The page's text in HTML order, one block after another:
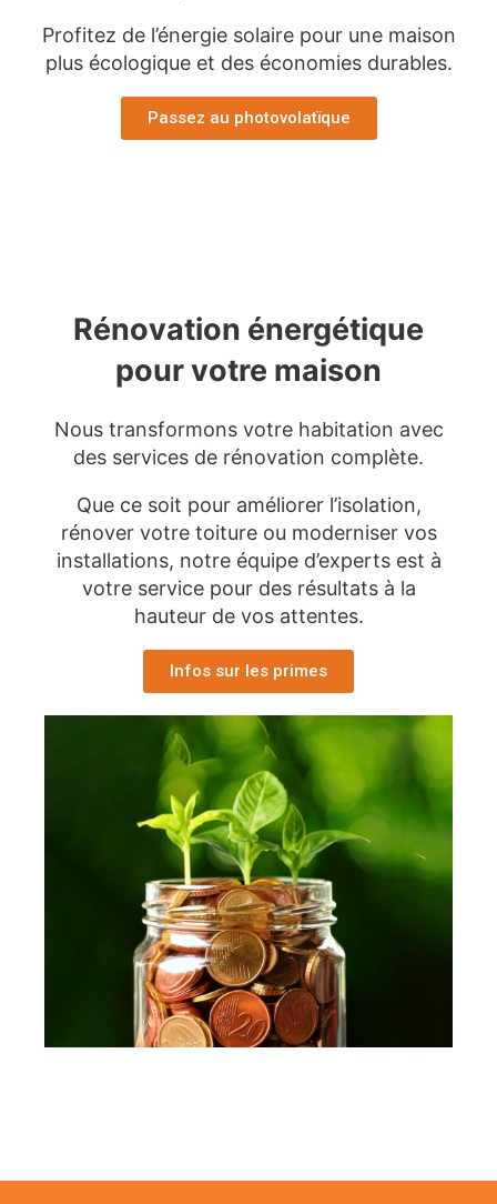
Profitez de l’énergie solaire pour une maison
plus écologique et des économies durables.
Passez au photovolatïque
Rénovation énergétique
pour votre maison
Nous transformons votre habitation avec
des services de rénovation complète.
Que ce soit pour améliorer l’isolation,
rénover votre toiture ou moderniser vos
installations, notre équipe d’experts est à
votre service pour des résultats à la
hauteur de vos attentes.
Infos sur les primes